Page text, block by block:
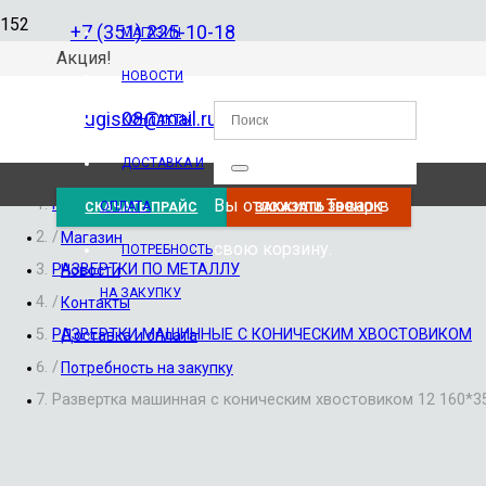
Акция!
+7 (351) 225-10-18
ugis08@mail.ru
СКАЧАТЬ ПРАЙС ЗАКАЗАТЬ ЗВОНОК
МАГАЗИН
НОВОСТИ
КОНТАКТЫ
ДОСТАВКА И
ОПЛАТА
ПОТРЕБНОСТЬ
НА ЗАКУПКУ
Вы отложилиТоварв
свою корзину.
Магазин
Новости
Контакты
Доставка и оплата
Потребность на закупку
Главная
/
РАЗВЕРТКИ ПО МЕТАЛЛУ
/
РАЗВЕРТКИ МАШИННЫЕ С КОНИЧЕСКИМ ХВОСТОВИКОМ
/
Развертка машинная с коническим хвостовиком 12